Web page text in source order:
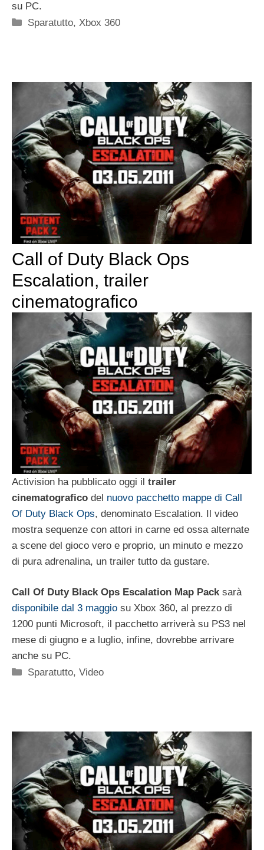
su PC.
Categorie
Sparatutto,Xbox 360
Call of Duty Black Ops
Escalation, trailer
cinematografico
Activision ha pubblicato oggi il trailer
cinematografico del nuovo pacchetto mappe di Call
Of Duty Black Ops, denominato Escalation. Il video
mostra sequenze con attori in carne ed ossa alternate
a scene del gioco vero e proprio, un minuto e mezzo
di pura adrenalina, un trailer tutto da gustare.
Call Of Duty Black Ops Escalation Map Packsarà
disponibile dal 3 maggio su Xbox 360, al prezzo di
1200 punti Microsoft, il pacchetto arriverà su PS3 nel
mese di giugno e a luglio, infine, dovrebbe arrivare
anche su PC.
Categorie
Sparatutto,Video